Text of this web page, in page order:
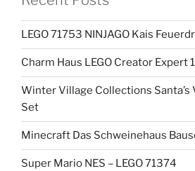
LEGO 71753 NINJAGO Kais
Charm Haus LEGO Creator Expert
Winter Village Collections
Set
Minecraft Das Schweinehaus
Super Mario NES – LEGO 71374